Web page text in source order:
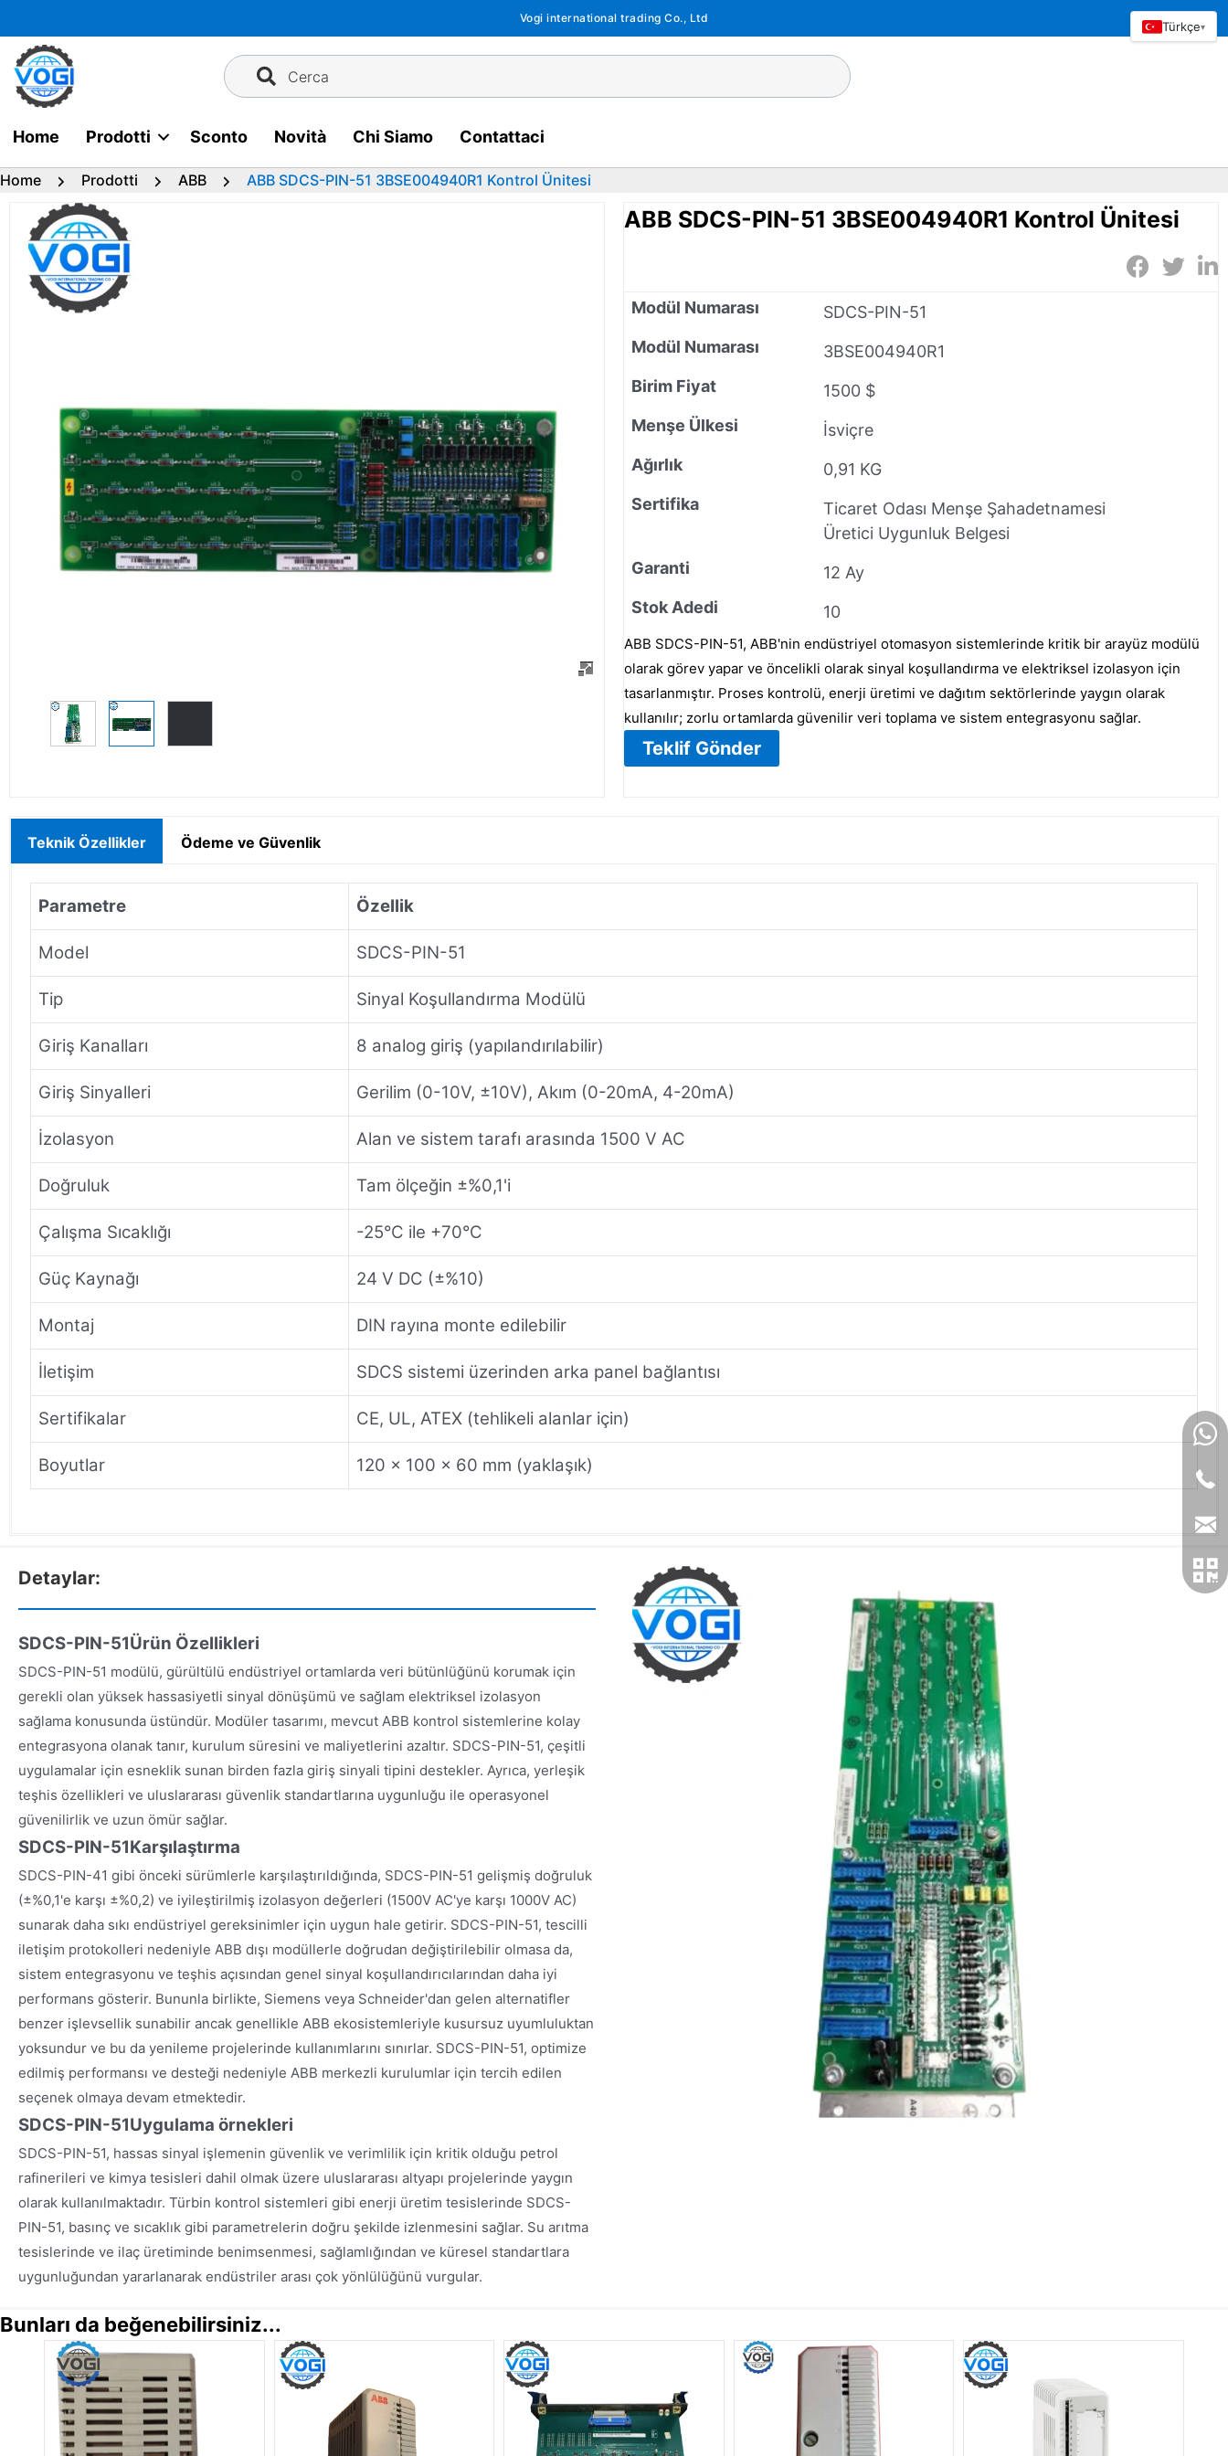
al
contenuto
Vogi international trading Co., Ltd
Cerca
Home Prodotti Sconto Novità Chi Siamo Contattaci
Home Prodotti ABB ABB SDCS-PIN-51 3BSE004940R1 Kontrol Ünitesi
ABB SDCS-PIN-51 3BSE004940R1 Kontrol Ünitesi
Modül Numarası
SDCS-PIN-51
Modül Numarası
3BSE004940R1
Birim Fiyat
1500 $
Menşe Ülkesi
İsviçre
Ağırlık
0,91 KG
Sertifika
Ticaret Odası Menşe Şahadetnamesi
Üretici Uygunluk Belgesi
Garanti
12 Ay
Stok Adedi
10
ABB SDCS-PIN-51, ABB'nin endüstriyel otomasyon sistemlerinde kritik bir arayüz modülü
olarak görev yapar ve öncelikli olarak sinyal koşullandırma ve elektriksel izolasyon için
tasarlanmıştır. Proses kontrolü, enerji üretimi ve dağıtım sektörlerinde yaygın olarak
kullanılır; zorlu ortamlarda güvenilir veri toplama ve sistem entegrasyonu sağlar.
Teklif Gönder
Teknik Özellikler Ödeme ve Güvenlik
Parametre Özellik
Model SDCS-PIN-51
Tip Sinyal Koşullandırma Modülü
Giriş Kanalları 8 analog giriş (yapılandırılabilir)
Giriş Sinyalleri Gerilim (0-10V, ±10V), Akım (0-20mA, 4-20mA)
İzolasyon Alan ve sistem tarafı arasında 1500 V AC
Doğruluk Tam ölçeğin ±%0,1'i
Çalışma Sıcaklığı -25°C ile +70°C
Güç Kaynağı 24 V DC (±%10)
Montaj DIN rayına monte edilebilir
İletişim SDCS sistemi üzerinden arka panel bağlantısı
Sertifikalar CE, UL, ATEX (tehlikeli alanlar için)
Boyutlar 120 x 100 x 60 mm (yaklaşık)
Detaylar:
SDCS-PIN-51Ürün Özellikleri
SDCS-PIN-51 modülü, gürültülü endüstriyel ortamlarda veri bütünlüğünü korumak için
gerekli olan yüksek hassasiyetli sinyal dönüşümü ve sağlam elektriksel izolasyon
sağlama konusunda üstündür. Modüler tasarımı, mevcut ABB kontrol sistemlerine kolay
entegrasyona olanak tanır, kurulum süresini ve maliyetlerini azaltır. SDCS-PIN-51, çeşitli
uygulamalar için esneklik sunan birden fazla giriş sinyali tipini destekler. Ayrıca, yerleşik
teşhis özellikleri ve uluslararası güvenlik standartlarına uygunluğu ile operasyonel
güvenilirlik ve uzun ömür sağlar.
SDCS-PIN-51Karşılaştırma
SDCS-PIN-41 gibi önceki sürümlerle karşılaştırıldığında, SDCS-PIN-51 gelişmiş doğruluk
(±%0,1'e karşı ±%0,2) ve iyileştirilmiş izolasyon değerleri (1500V AC'ye karşı 1000V AC)
sunarak daha sıkı endüstriyel gereksinimler için uygun hale getirir. SDCS-PIN-51, tescilli
iletişim protokolleri nedeniyle ABB dışı modüllerle doğrudan değiştirilebilir olmasa da,
sistem entegrasyonu ve teşhis açısından genel sinyal koşullandırıcılarından daha iyi
performans gösterir. Bununla birlikte, Siemens veya Schneider'dan gelen alternatifler
benzer işlevsellik sunabilir ancak genellikle ABB ekosistemleriyle kusursuz uyumluluktan
yoksundur ve bu da yenileme projelerinde kullanımlarını sınırlar. SDCS-PIN-51, optimize
edilmiş performansı ve desteği nedeniyle ABB merkezli kurulumlar için tercih edilen
seçenek olmaya devam etmektedir.
SDCS-PIN-51Uygulama örnekleri
SDCS-PIN-51, hassas sinyal işlemenin güvenlik ve verimlilik için kritik olduğu petrol
rafinerileri ve kimya tesisleri dahil olmak üzere uluslararası altyapı projelerinde yaygın
olarak kullanılmaktadır. Türbin kontrol sistemleri gibi enerji üretim tesislerinde SDCS-
PIN-51, basınç ve sıcaklık gibi parametrelerin doğru şekilde izlenmesini sağlar. Su arıtma
tesislerinde ve ilaç üretiminde benimsenmesi, sağlamlığından ve küresel standartlara
uygunluğundan yararlanarak endüstriler arası çok yönlülüğünü vurgular.
Bunları da beğenebilirsiniz...
Türkçe▾